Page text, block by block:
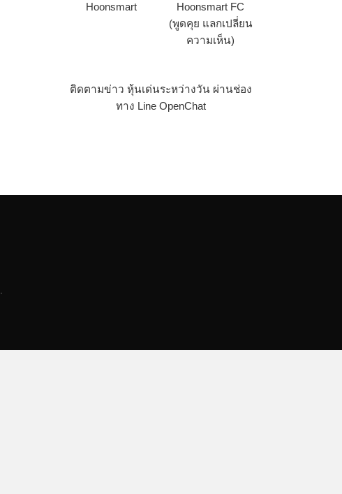
Hoonsmart
Hoonsmart FC
(พูดคุย แลกเปลี่ยน
ความเห็น)
ติดตามข่าว หุ้นเด่นระหว่างวัน ผ่านช่อง
ทาง Line OpenChat